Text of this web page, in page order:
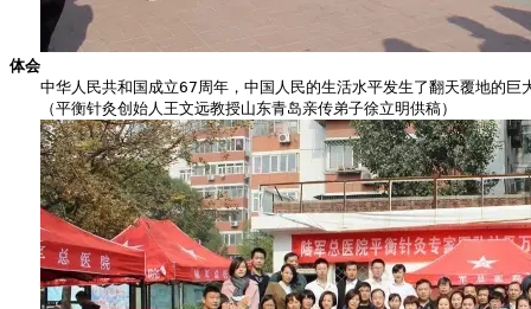
体会
中华人民共和国成立67周年，中国人民的生活水平发生了翻天覆地的巨大
（平衡针灸创始人王文远教授山东青岛亲传弟子徐立明供稿）